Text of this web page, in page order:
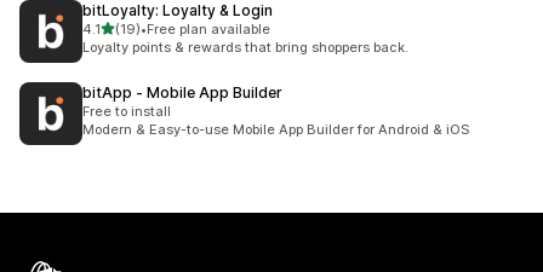
bitLoyalty: Loyalty & Login
4.1滿分 5 顆星
(19)
共有 19 則評價
•Free plan available
Loyalty points & rewards that bring shoppers back.
bitApp ‑ Mobile App Builder
Free to install
Modern & Easy-to-use Mobile App Builder for Android & iOS